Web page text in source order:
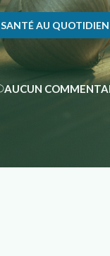
SANTÉ AU QUOTIDIEN
AUCUN